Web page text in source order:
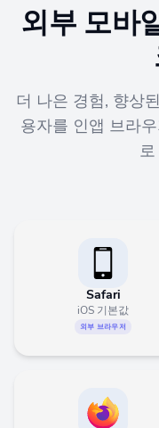
외부 모바
더 나은 경험, 향상
용자를 인앱 브라
Safari
iOS 기본값
외부 브라우저